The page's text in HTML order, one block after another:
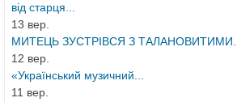
від старця...
13 вер.
МИТЕЦЬ ЗУСТРІВСЯ З ТАЛАНОВИТИМИ...
12 вер.
«Український музичний...
11 вер.